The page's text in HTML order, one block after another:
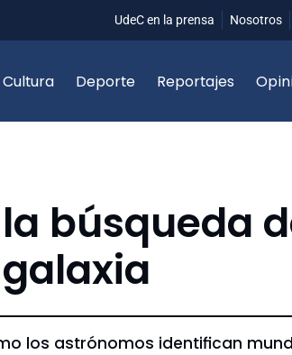
UdeC en la prensa Nosotros
Cultura Deporte Reportajes
búsqueda
los astrónomos identifican